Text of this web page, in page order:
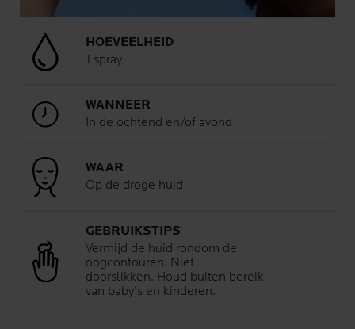
HOEVEELHEID
1 spray
WANNEER
In de ochtend en/of avond
WAAR
Op de droge huid
GEBRUIKSTIPS
Vermijd de huid rondom de
oogcontouren. Niet
doorslikken. Houd buiten bereik
van baby's en kinderen.